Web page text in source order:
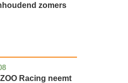
zomers
Racing neemt